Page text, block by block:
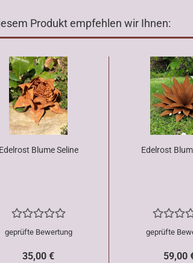
Produkt empfehlen wir Ihnen:
Edelrost Blume Seline
geprüfte Bewertung
35,00 €
Edelrost
geprüfte
59,00